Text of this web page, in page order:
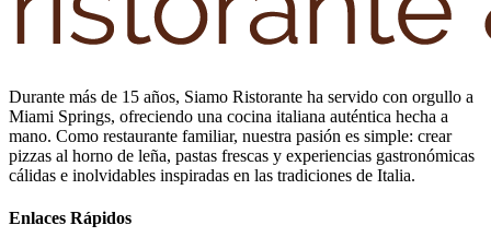
Durante más de 15 años, Siamo Ristorante ha servido con orgullo a
Miami Springs, ofreciendo una cocina italiana auténtica hecha a
mano. Como restaurante familiar, nuestra pasión es simple: crear
pizzas al horno de leña, pastas frescas y experiencias gastronómicas
cálidas e inolvidables inspiradas en las tradiciones de Italia.
Enlaces Rápidos